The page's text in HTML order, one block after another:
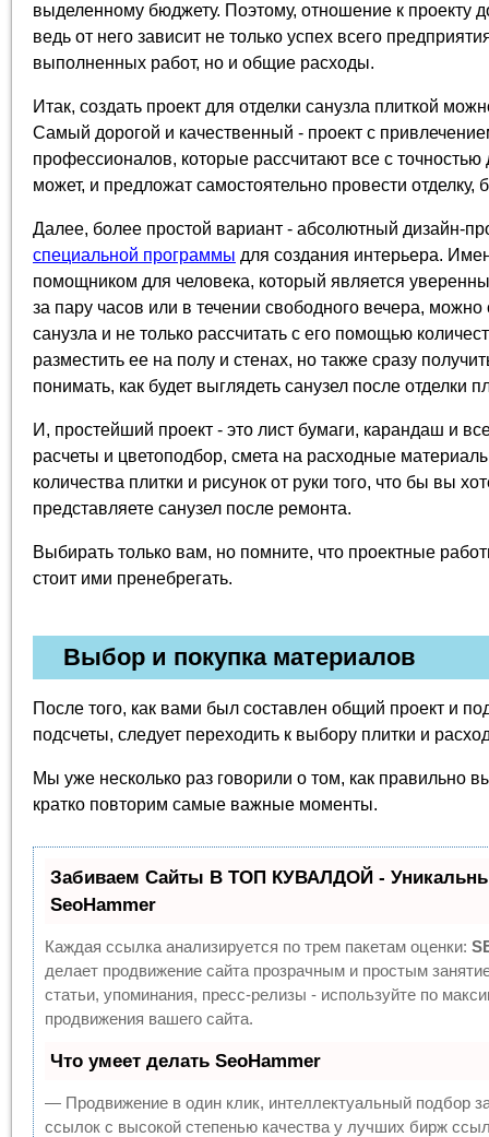
выделенному бюджету. Поэтому, отношение к проекту
ведь от него зависит не только успех всего
выполненных работ, но и общие расходы.
Итак, создать проект для отделки санузла плиткой
Самый дорогой и качественный - проект с
профессионалов, которые рассчитают все с точностью
может, и предложат самостоятельно провести отделку,
Далее, более простой вариант - абсолютный дизайн-
специальной программы для создания интерьера.
помощником для человека, который является
за пару часов или в течении свободного вечера,
санузла и не только рассчитать с его помощью
разместить ее на полу и стенах, но также сразу
понимать, как будет выглядеть санузел после отделки
И, простейший проект - это лист бумаги, карандаш и
расчеты и цветоподбор, смета на расходные
количества плитки и рисунок от руки того, что бы вы
представляете санузел после ремонта.
Выбирать только вам, но помните, что проектные
стоит ими пренебрегать.
Выбор и покупка материалов
После того, как вами был составлен общий проект и
подсчеты, следует переходить к выбору плитки и
Мы уже несколько раз говорили о том, как правильно
кратко повторим самые важные моменты.
Забиваем Сайты В ТОП КУВАЛДОЙ -
SeoHammer
Каждая ссылка анализируется по трем пакетам оценки:
делает продвижение сайта прозрачным и простым
статьи, упоминания, пресс-релизы - используйте по
продвижения вашего сайта.
Что умеет делать SeoHammer
— Продвижение в один клик, интеллектуальный подбор
ссылок с высокой степенью качества у лучших бирж